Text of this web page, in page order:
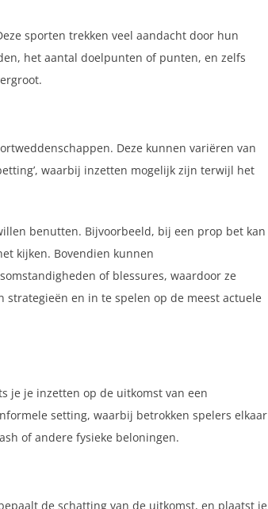
sporten trekken veel aandacht door hun
het aantal doelpunten of punten, en zelfs
Deze kunnen variëren van
waarbij inzetten mogelijk zijn terwijl het
benutten. Bijvoorbeeld, bij een prop bet kan
kijken. Bovendien kunnen
of blessures, waardoor ze
en in te spelen op de meest actuele
je je inzetten op de uitkomst van een
setting, waarbij betrokken spelers elkaar
of andere fysieke beloningen.
de schatting van de uitkomst, en plaatst je